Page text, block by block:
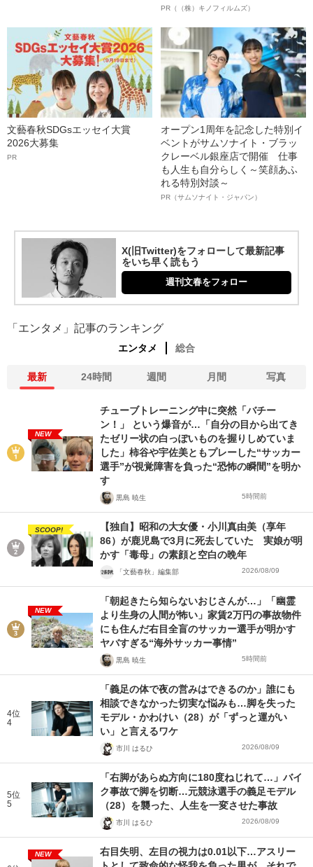
PR（（株）キノフィルムズ）
文藝春秋SDGsエッセイ大賞
2026大募集
PR
オープン1周年を記念した特別イ
ベントがサムソナイト・ブラッ
クレーベル銀座店で開催 仕事
も人生も自分らしく～笑顔あふ
れる特別対談～
PR（サムソナイト・ジャパン）
X(旧Twitter)をフォローして最新記事
をいち早く読もう
週刊文春をフォロー
「エンタメ」記事のランキング
エンタメ 総合
最新 24時間 週間 月間 写真
NEW
チューブトレーニング中に突然「バチー
ン！」 という爆音が…「自分の目から出てき
たゼリー状の白っぽいものを握りしめていま
した」柿谷や宇佐美ともプレーした“サッカー
選手”が視覚障害を負った“恐怖の瞬間”を明か
す
黒島 暁生 5時間前
SCOOP!
【独自】昭和の大女優・小川真由美（享年
86）が鹿児島で3月に死去していた 実娘が明
かす「毒母」の素顔と空白の晩年
「文藝春秋」編集部 2026/08/09
NEW
「朝起きたら知らないおじさんが…」「幽霊
より生身の人間が怖い」家賃2万円の事故物件
にも住んだ右目全盲のサッカー選手が明かす
ヤバすぎる“海外サッカー事情”
黒島 暁生 5時間前
4位
4
「義足の体で夜の営みはできるのか」誰にも
相談できなかった切実な悩みも…脚を失った
モデル・かわけい（28）が「ずっと運がい
い」と言えるワケ
市川 はるひ 2026/08/09
5位
5
「右脚があらぬ方向に180度ねじれて…」バイ
ク事故で脚を切断…元競泳選手の義足モデル
（28）を襲った、人生を一変させた事故
市川 はるひ 2026/08/09
NEW
右目失明、左目の視力は0.01以下…アスリー